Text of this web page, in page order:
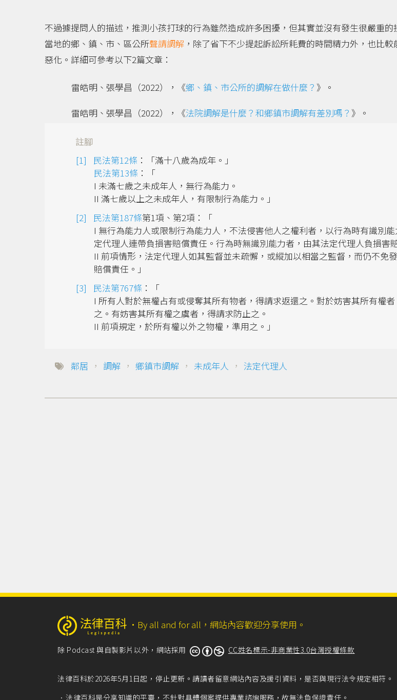
不過據提問人的描述，推測小孩打球的行為雖然造成許多困擾，但其實並沒有發生很嚴重
當地的鄉、鎮、市、區公所聲請調解 ，除了省下不少提起訴訟所耗費的時間精力外，也比
惡化。詳細可參考以下2篇文章：
雷皓明、張學昌（2022），《鄉、鎮、市公所的調解在做什麼？ 》。
雷皓明、張學昌（2022），《法院調解是什麼？和鄉鎮市調解有差別嗎？ 》。
註腳
民法第12條 ：「滿十八歲為成年。」
民法第13條 ：「
I 未滿七歲之未成年人，無行為能力。
II 滿七歲以上之未成年人，有限制行為能力。」
民法第187條第1項、第2項：「
I 無行為能力人或限制行為能力人，不法侵害他人之權利者，以行為時有識別
定代理人連帶負損害賠償責任。行為時無識別能力者，由其法定代理人負損害
II 前項情形，法定代理人如其監督並未疏懈，或縱加以相當之監督，而仍不免
賠償責任。」
民法第767條 ：「
I 所有人對於無權占有或侵奪其所有物者，得請求返還之。對於妨害其所有權
之。有妨害其所有權之虞者，得請求防止之。
II 前項規定，於所有權以外之物權，準用之。」
鄰居 ， 調解 ， 鄉鎮市調解 ， 未成年人 ， 法定代理人
‧ By all and for all，網站內容歡迎分享使用。
除 Podcast 與自製影片以外，網站採用 CC姓名標示-非商業性3.0台灣授權條款
法律百科於2026年5月1日起，停止更新。請讀者留意網站內容及援引資料，是否與現行法令規定相符。
法律百科是分享知識的平臺，不針對具體個案提供專業諮詢服務，故無法負保證責任。